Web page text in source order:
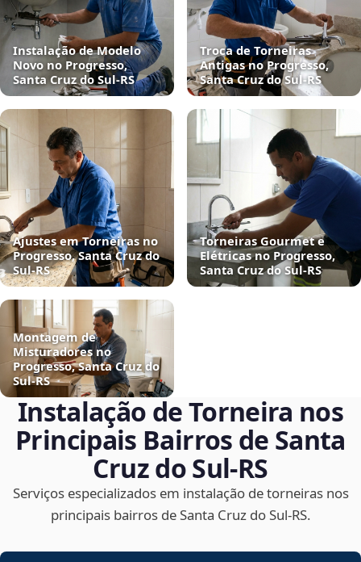
Instalação de Modelo
Novo no Progresso,
Santa Cruz do Sul‑RS
Troca de Torneiras
Antigas no Progresso,
Santa Cruz do Sul‑RS
Ajustes em Torneiras no
Progresso, Santa Cruz do
Sul‑RS
Torneiras Gourmet e
Elétricas no Progresso,
Santa Cruz do Sul‑RS
Montagem de
Misturadores no
Progresso, Santa Cruz do
Sul‑RS
Instalação de Torneira nos
Principais Bairros de Santa
Cruz do Sul‑RS
Serviços especializados em instalação de torneiras nos
principais bairros de Santa Cruz do Sul‑RS.